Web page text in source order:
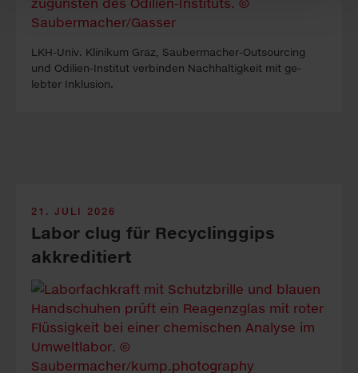
LKH-Univ. Kli­ni­kum Graz, Sauber­macher-Out­sour­cing
und Odilien-In­stitut ver­binden Nach­haltig­keit mit ge­
lebter In­klus­ion.
21. JULI 2026
Labor clug für Recyclinggips
akkreditiert